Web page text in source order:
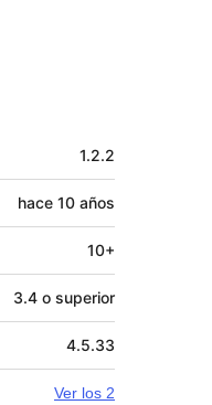
1.2.2
hace 10 años
10+
3.4 o superior
4.5.33
Ver los 2